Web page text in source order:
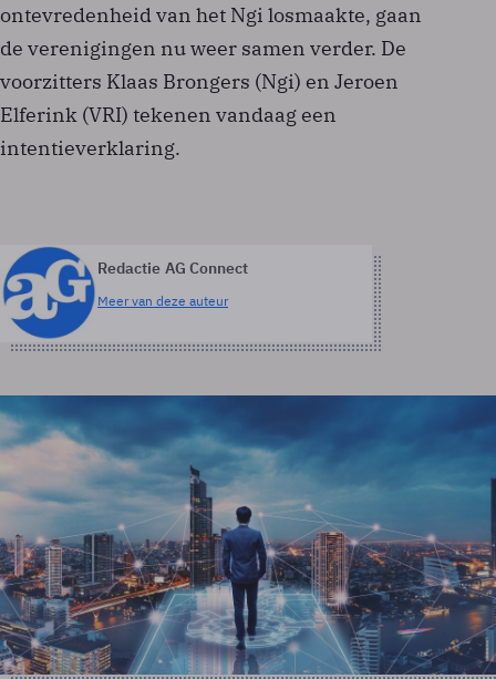
ontevredenheid van het Ngi losmaakte, gaan
de verenigingen nu weer samen verder. De
voorzitters Klaas Brongers (Ngi) en Jeroen
Elferink (VRI) tekenen vandaag een
intentieverklaring.
Redactie AG Connect
Meer van deze auteur